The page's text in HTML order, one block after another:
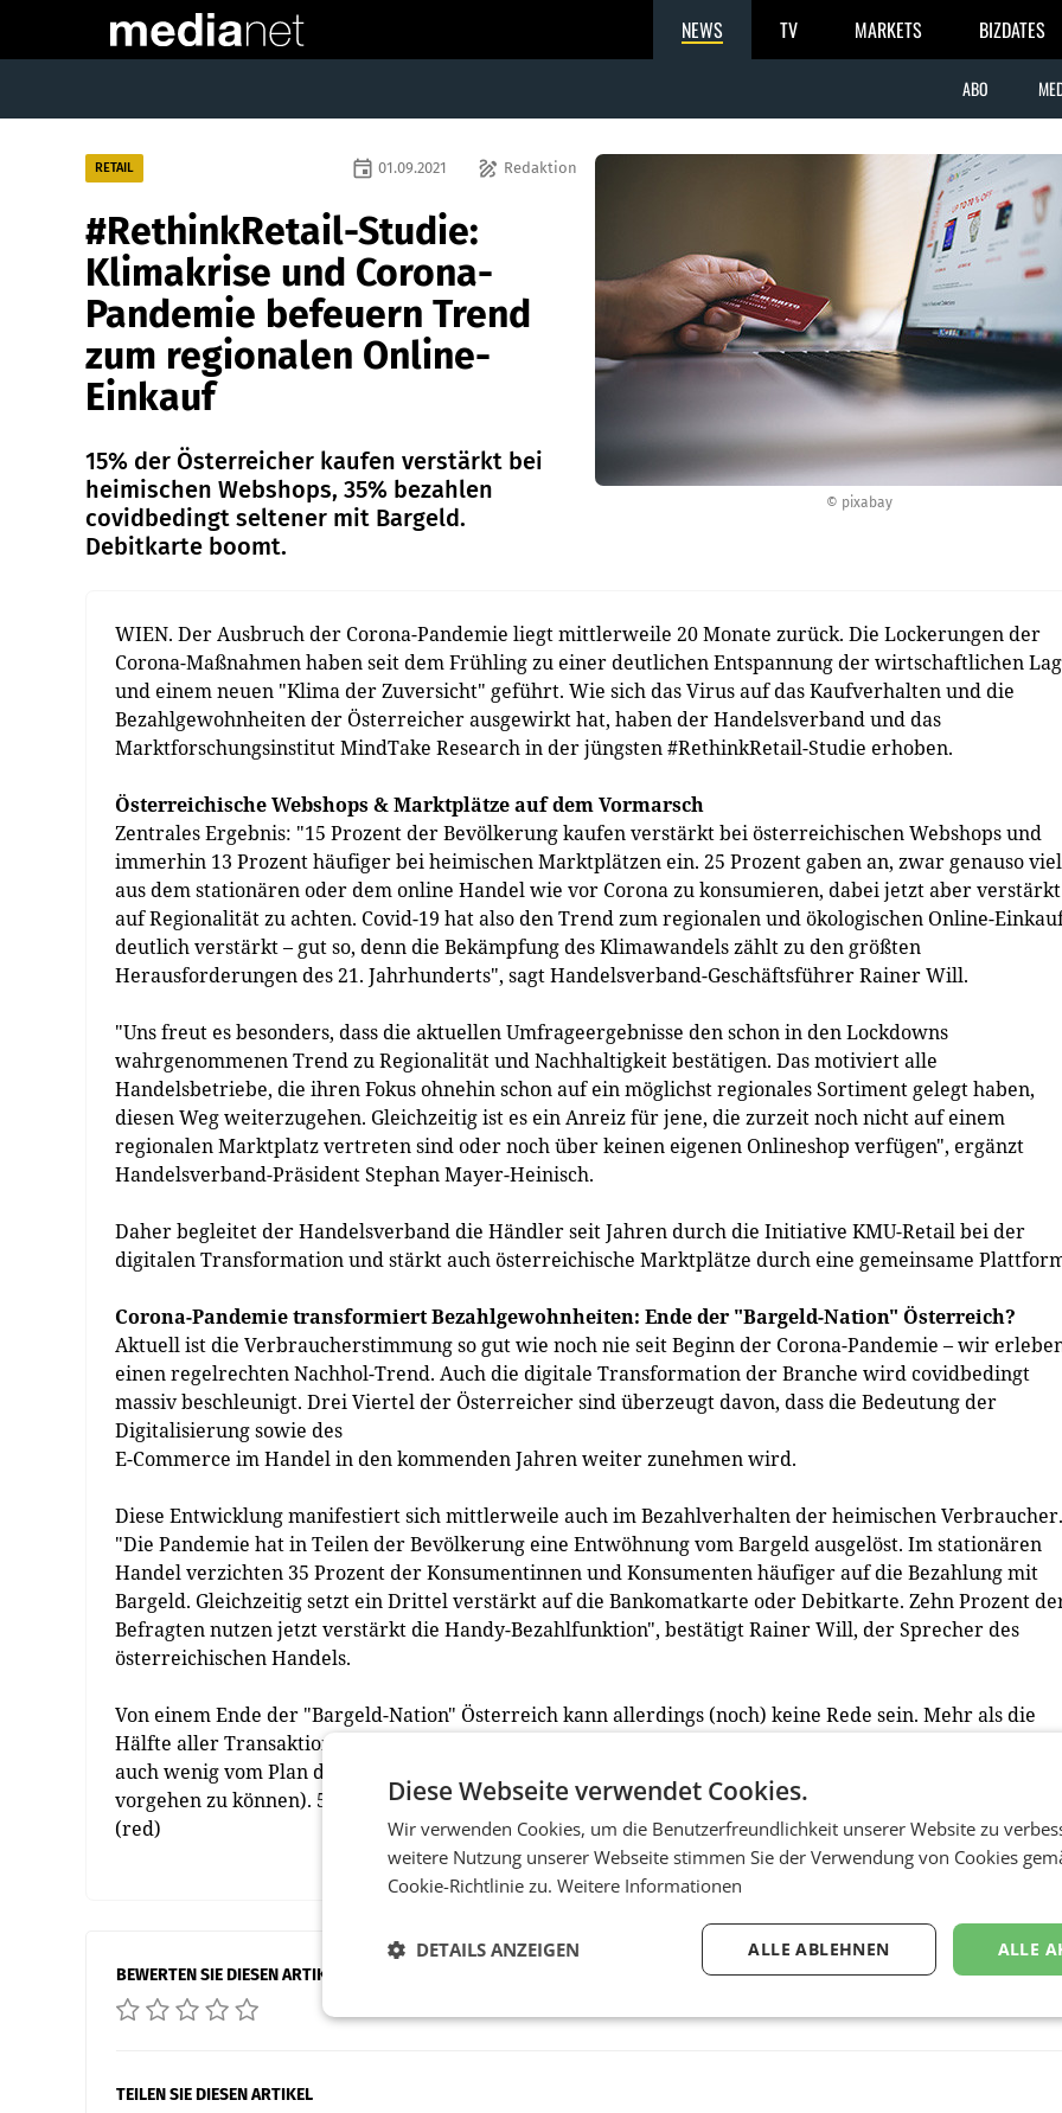
NEWS TV MARKETS BIZDATES
ABO
© pixabay
RETAIL draw Redaktion
event 01.09.2021
#RethinkRetail-Studie:
Klimakrise und Corona-
Pandemie befeuern Trend
zum regionalen Online-
Einkauf
15% der Österreicher kaufen verstärkt bei
heimischen Webshops, 35% bezahlen
covidbedingt seltener mit Bargeld.
Debitkarte boomt.
WIEN. Der Ausbruch der Corona-Pandemie liegt mittlerweile 20 Monate zurück. Die Lockerungen der
Corona-Maßnahmen haben seit dem Frühling zu einer deutlichen Entspannung der wirtschaftlichen
und einem neuen "Klima der Zuversicht" geführt. Wie sich das Virus auf das Kaufverhalten und die
Bezahlgewohnheiten der Österreicher ausgewirkt hat, haben der Handelsverband und das
Marktforschungsinstitut MindTake Research in der jüngsten #RethinkRetail-Studie erhoben.
Österreichische Webshops & Marktplätze auf dem Vormarsch
Zentrales Ergebnis: "15 Prozent der Bevölkerung kaufen verstärkt bei österreichischen Webshops und
immerhin 13 Prozent häufiger bei heimischen Marktplätzen ein. 25 Prozent gaben an, zwar genauso viel
aus dem stationären oder dem online Handel wie vor Corona zu konsumieren, dabei jetzt aber verstärkt
auf Regionalität zu achten. Covid-19 hat also den Trend zum regionalen und ökologischen Online-
deutlich verstärkt – gut so, denn die Bekämpfung des Klimawandels zählt zu den größten
Herausforderungen des 21. Jahrhunderts", sagt Handelsverband-Geschäftsführer Rainer Will.
"Uns freut es besonders, dass die aktuellen Umfrageergebnisse den schon in den Lockdowns
wahrgenommenen Trend zu Regionalität und Nachhaltigkeit bestätigen. Das motiviert alle
Handelsbetriebe, die ihren Fokus ohnehin schon auf ein möglichst regionales Sortiment gelegt haben,
diesen Weg weiterzugehen. Gleichzeitig ist es ein Anreiz für jene, die zurzeit noch nicht auf einem
regionalen Marktplatz vertreten sind oder noch über keinen eigenen Onlineshop verfügen", ergänzt
Handelsverband-Präsident Stephan Mayer-Heinisch.
Daher begleitet der Handelsverband die Händler seit Jahren durch die Initiative KMU-Retail bei der
digitalen Transformation und stärkt auch österreichische Marktplätze durch eine gemeinsame
Corona-Pandemie transformiert Bezahlgewohnheiten: Ende der "Bargeld-Nation" Österreich?
Aktuell ist die Verbraucherstimmung so gut wie noch nie seit Beginn der Corona-Pandemie – wir
einen regelrechten Nachhol-Trend. Auch die digitale Transformation der Branche wird covidbedingt
massiv beschleunigt. Drei Viertel der Österreicher sind überzeugt davon, dass die Bedeutung der
Digitalisierung sowie des
E-Commerce im Handel in den kommenden Jahren weiter zunehmen wird.
Diese Entwicklung manifestiert sich mittlerweile auch im Bezahlverhalten der heimischen Verbraucher.
"Die Pandemie hat in Teilen der Bevölkerung eine Entwöhnung vom Bargeld ausgelöst. Im stationären
Handel verzichten 35 Prozent der Konsumentinnen und Konsumenten häufiger auf die Bezahlung mit
Bargeld. Gleichzeitig setzt ein Drittel verstärkt auf die Bankomatkarte oder Debitkarte. Zehn Prozent
Befragten nutzen jetzt verstärkt die Handy-Bezahlfunktion", bestätigt Rainer Will, der Sprecher des
österreichischen Handels.
Von einem Ende der "Bargeld-Nation" Österreich kann allerdings (noch) keine Rede sein. Mehr als die
Hälfte aller Transaktionen im heimischen Handel werden weiterhin bar abgewickelt. Die Bevölkerung
auch wenig vom Plan der EU, Barzahlungen über 10.000 € zu verbieten (um effektiver gegen Geldwäsche
vorgehen zu können). 50% der Bevölkerung lehnen dies ab, knapp ein Drittel ist sogar vehement dagegen.
(red)
BEWERTEN SIE DIESEN ARTIKEL
TEILEN SIE DIESEN ARTIKEL
Diese Webseite verwendet Cookies.
Wir verwenden Cookies, um die Benutzerfreundlichkeit unserer Website zu
weitere Nutzung unserer Webseite stimmen Sie der Verwendung von Cookies
Cookie-Richtlinie zu. Weitere Informationen
ALLE
ALLE ABLEHNEN
DETAILS ANZEIGEN